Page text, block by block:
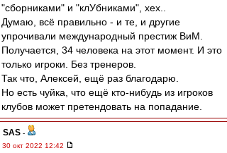
"сборниками" и "клУбниками", хех..
Думаю, всё правильно - и те, и другие
упрочивали международный престиж ВиМ.
Получается, 34 человека на этот момент. И это
только игроки. Без тренеров.
Так что, Алексей, ещё раз благодарю.
Но есть чуйка, что ещё кто-нибудь из игроков
клубов может претендовать на попадание.
SAS -
30 окт 2022 12:42